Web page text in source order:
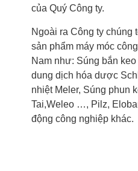
của Quý Công ty.
Ngoài ra Công ty chúng
sản phẩm máy móc
Nam như: Súng bắn
dung dịch hóa dược
nhiệt Meler, Súng phun
Tai,Weleo …, Pilz,
động công nghiệp khác.